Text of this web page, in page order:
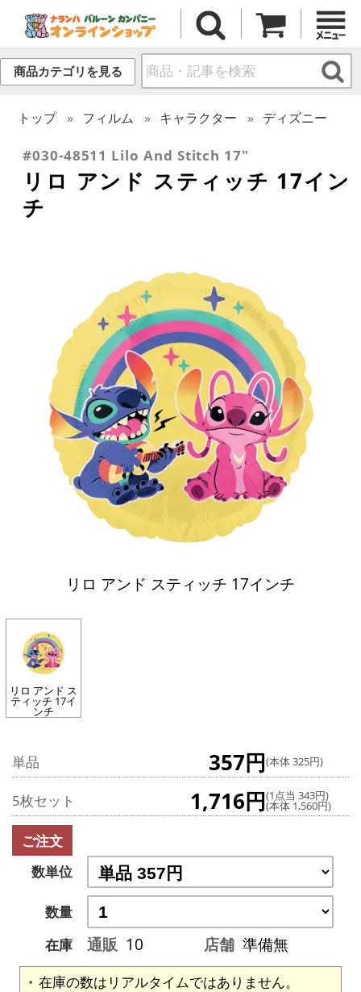
商品カテゴリを見る
トップ フィルム キャラクター ディズニー
#030-48511 Lilo And Stitch 17"
リロ アンド スティッチ 17イン
チ
リロ アンド スティッチ 17インチ
リロ アンド ス
ティッチ 17イ
ンチ
単品 357円(本体 325円)
5枚セット 1,716円(1点当 343円)
(本体 1,560円)
ご注文
数単位
数量
在庫
通販 10 店舗 準備無
在庫の数はリアルタイムではありません。